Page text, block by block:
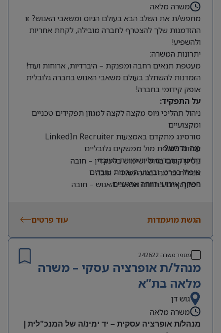
משרה מלאה
מחפש/ת את השלב הבא בעולם הגיוס ומשאבי האנוש? זו
ההזדמנות שלך להצטרף לחברה מובילה, לקחת אחריות
ולהשפיע!
יתרונות המשרה:
מעטפת תנאים רחבה ומפנקת – היברדיות, ארוחות ועוד!
הזמדנות להשתלב בעולם משאבי האנוש בחברה גלובלית
אופק קידומי בחברה!
על התפקיד:
ניהול תהליכי גיוס מקצה לקצה למגוון תפקידים טכניים
ומקצועיים
סורסינג מתקדם באמצעות LinkedIn Recruiter
עבודה שוטפת מול ממשקים גלובליים
קליטת עובדים וליווי חוויית העובד
טיפול בפרט, וביצוע הערכות עובדים
הפקת אירועי רווחה ארגוניים
מה נדרש?
ניסיון קודם בגיוס ושימוש בלינקדין – חובה
אנגלית ברמה גבוהה מאוד – חובה
ניסיון קודם בתחום משאבי האנוש – חובה
הגשת מועמדות
עוד פרטים
מספר משרה 242622
מנהל/ת אופרציה עסקי – משרה
מלאה בת”א
גוש דן
משרה מלאה
מנהל/ת אופרציה עסקית – יד ימינ/ה של המנכ”לית |